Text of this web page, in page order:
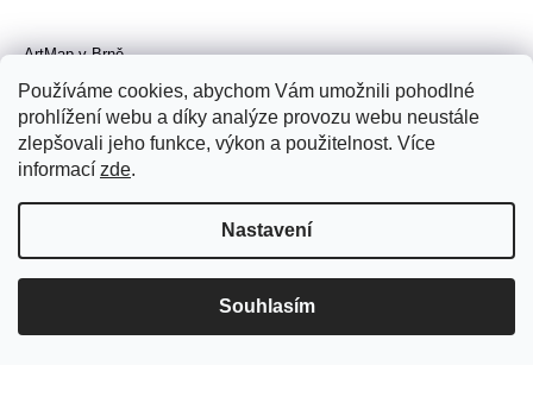
Používáme cookies, abychom Vám umožnili pohodlné
prohlížení webu a díky analýze provozu webu neustále
zlepšovali jeho funkce, výkon a použitelnost. Více
informací zde.
Nastavení
Souhlasím
ArtMap v Brně
Radnická 4, Brno
úterý–pátek 11–19 h
sobota 14–19 h
+420 702 152 298